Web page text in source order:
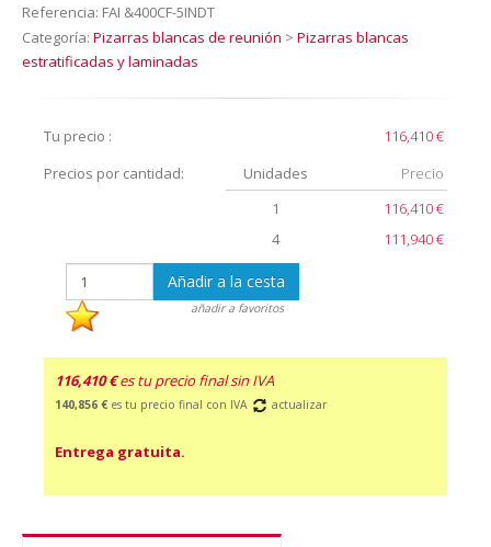
Referencia: FAI &400CF-5INDT
Categoría: Pizarras blancas de reunión > Pizarras blancas
estratificadas y laminadas
Tu precio :
116,410 €
Precios por cantidad:
Unidades
Precio
1
116,410 €
4
111,940 €
Añadir a la cesta
añadir a favoritos
116,410 € es tu precio final sin IVA
140,856 € es tu precio final con IVA actualizar
Entrega gratuita.